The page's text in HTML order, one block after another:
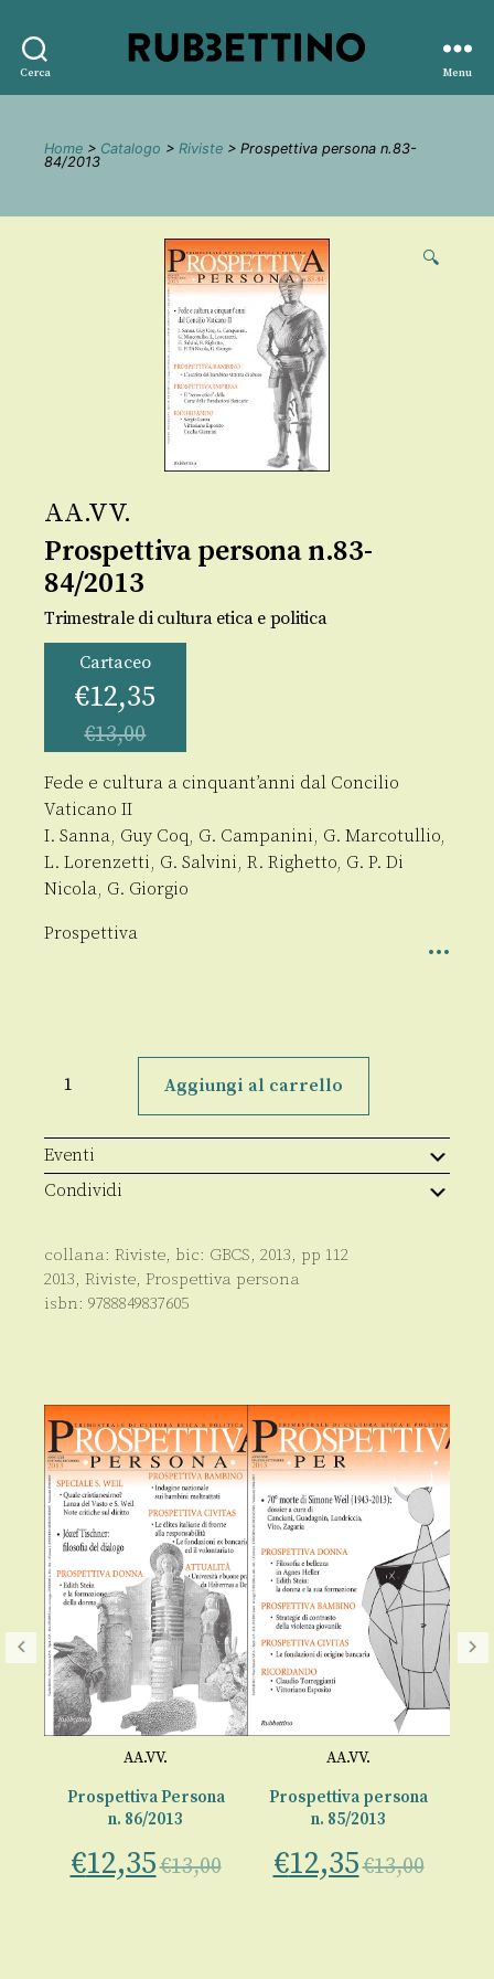
Cerca
editore
Menu
Home > Catalogo > Riviste > Prospettiva persona n.83-
84/2013
🔍
AA.VV.
Prospettiva persona n.83-
84/2013
Trimestrale di cultura etica e politica
Cartaceo
€12,35
€13,00
Fede e cultura a cinquant’anni dal Concilio
Vaticano II
I. Sanna, Guy Coq, G. Campanini, G. Marcotullio,
L. Lorenzetti, G. Salvini, R. Righetto, G. P. Di
Nicola, G. Giorgio
Prospettiva
persona
quantità
Aggiungi al carrello
Eventi
Condividi
collana: Riviste, bic: GBCS, 2013, pp 112
2013, Riviste, Prospettiva persona
isbn: 9788849837605
AA.VV.
Prospettiva Persona
n. 86/2013
€12,35€13,00
AA.VV.
Prospettiva persona
n. 85/2013
€12,35€13,00